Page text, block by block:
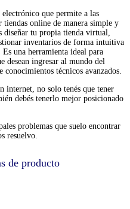
que permite a las
tiendas online de manera simple y
diseñar tu propia tienda virtual,
inventarios de forma intuitiva
una herramienta ideal para
desean ingresar al mundo del
técnicos avanzados.
internet, no solo tenés que tener
debés tenerlo mejor posicionado
problemas que suelo encontrar
resuelvo.
de producto